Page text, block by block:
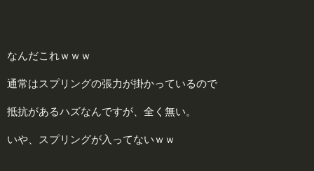
なんだこれｗｗｗ
通常はスプリングの張力が掛かっているので
抵抗があるハズなんですが、全く無い。
いや、スプリングが入ってないｗｗ